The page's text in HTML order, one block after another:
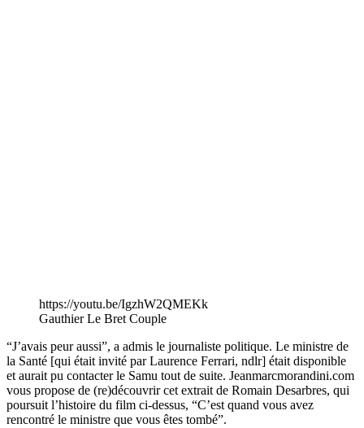
https://youtu.be/IgzhW2QMEKk
Gauthier Le Bret Couple
“J’avais peur aussi”, a admis le journaliste politique. Le ministre de
la Santé [qui était invité par Laurence Ferrari, ndlr] était disponible
et aurait pu contacter le Samu tout de suite. Jeanmarcmorandini.com
vous propose de (re)découvrir cet extrait de Romain Desarbres, qui
poursuit l’histoire du film ci-dessus, “C’est quand vous avez
rencontré le ministre que vous êtes tombé”.